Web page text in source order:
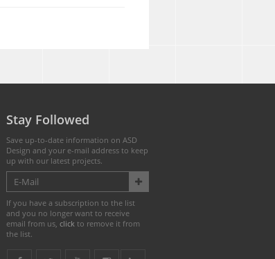
Stay Followed
Save up-to-date information on ASD
Design and your e-mail address to keep
up with our latest projects.
If you have a subscription to the list
and you no longer want to receive
email from us,click to remove it from
the list.